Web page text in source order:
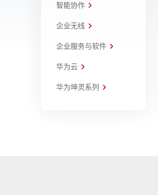
智能协作
企业无线
企业服务与软件
华为云
华为坤灵系列